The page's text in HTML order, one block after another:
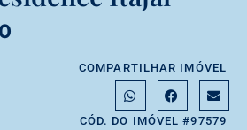
COMPARTILHAR IMÓVEL
CÓD. DO IMÓVEL #97579